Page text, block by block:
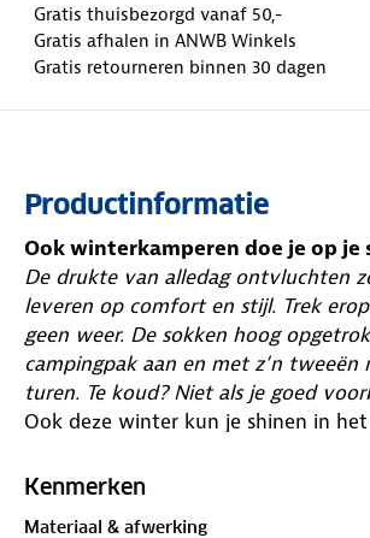
Gratis thuisbezorgd vanaf 50,-
Gratis afhalen in ANWB Winkels
Gratis retourneren binnen 30 dagen
Productinformatie
Ook winterkamperen doe je op je
De drukte van alledag ontvluchten
leveren op comfort en stijl. Trek
geen weer. De sokken hoog
campingpak aan en met z’n tweeën
turen. Te koud? Niet als je goed
Ook deze winter kun je shinen in het
winterkampeerders hebben we er
Kenmerken
Materiaal & afwerking